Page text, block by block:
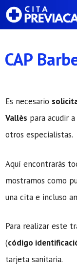
Saltar
CAP
Es necesario
Vallès para acudir
otros especialistas.
Aquí encontrarás
mostramos como
una cita e incluso
Para realizar este
(código
tarjeta sanitaria.